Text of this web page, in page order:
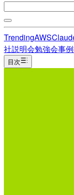
TrendingAWS
社説明会勉強会事例
目次